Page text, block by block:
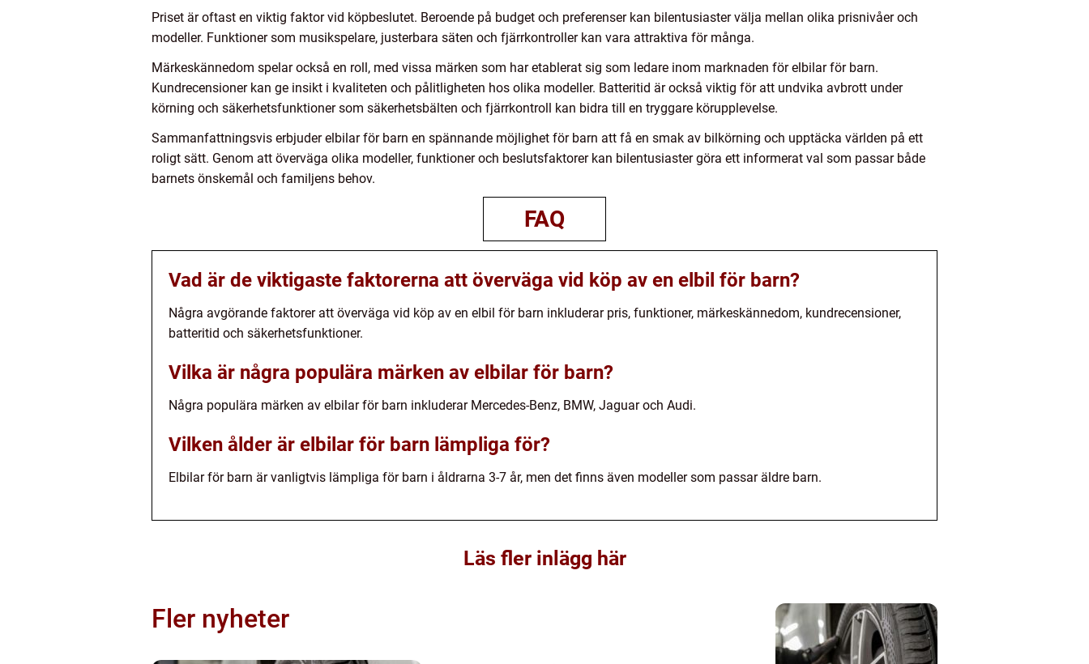
Priset är oftast en viktig faktor vid köpbeslutet. Beroende på budget och preferenser kan bilentusiaster välja mellan olika prisnivåer och
modeller. Funktioner som musikspelare, justerbara säten och fjärrkontroller kan vara attraktiva för många.
Märkeskännedom spelar också en roll, med vissa märken som har etablerat sig som ledare inom marknaden för elbilar för barn.
Kundrecensioner kan ge insikt i kvaliteten och pålitligheten hos olika modeller. Batteritid är också viktig för att undvika avbrott under
körning och säkerhetsfunktioner som säkerhetsbälten och fjärrkontroll kan bidra till en tryggare körupplevelse.
Sammanfattningsvis erbjuder elbilar för barn en spännande möjlighet för barn att få en smak av bilkörning och upptäcka världen på ett
roligt sätt. Genom att överväga olika modeller, funktioner och beslutsfaktorer kan bilentusiaster göra ett informerat val som passar både
barnets önskemål och familjens behov.
FAQ
Vad är de viktigaste faktorerna att överväga vid köp av en elbil för barn?
Några avgörande faktorer att överväga vid köp av en elbil för barn inkluderar pris, funktioner, märkeskännedom, kundrecensioner,
batteritid och säkerhetsfunktioner.
Vilka är några populära märken av elbilar för barn?
Några populära märken av elbilar för barn inkluderar Mercedes-Benz, BMW, Jaguar och Audi.
Vilken ålder är elbilar för barn lämpliga för?
Elbilar för barn är vanligtvis lämpliga för barn i åldrarna 3-7 år, men det finns även modeller som passar äldre barn.
Läs fler inlägg här
Fler nyheter